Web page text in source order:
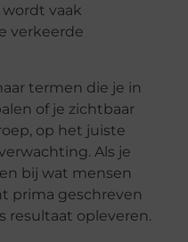
vaak
verkeerde
termen die je in
of je zichtbaar
op het juiste
Als je
bij wat mensen
prima geschreven
resultaat opleveren.